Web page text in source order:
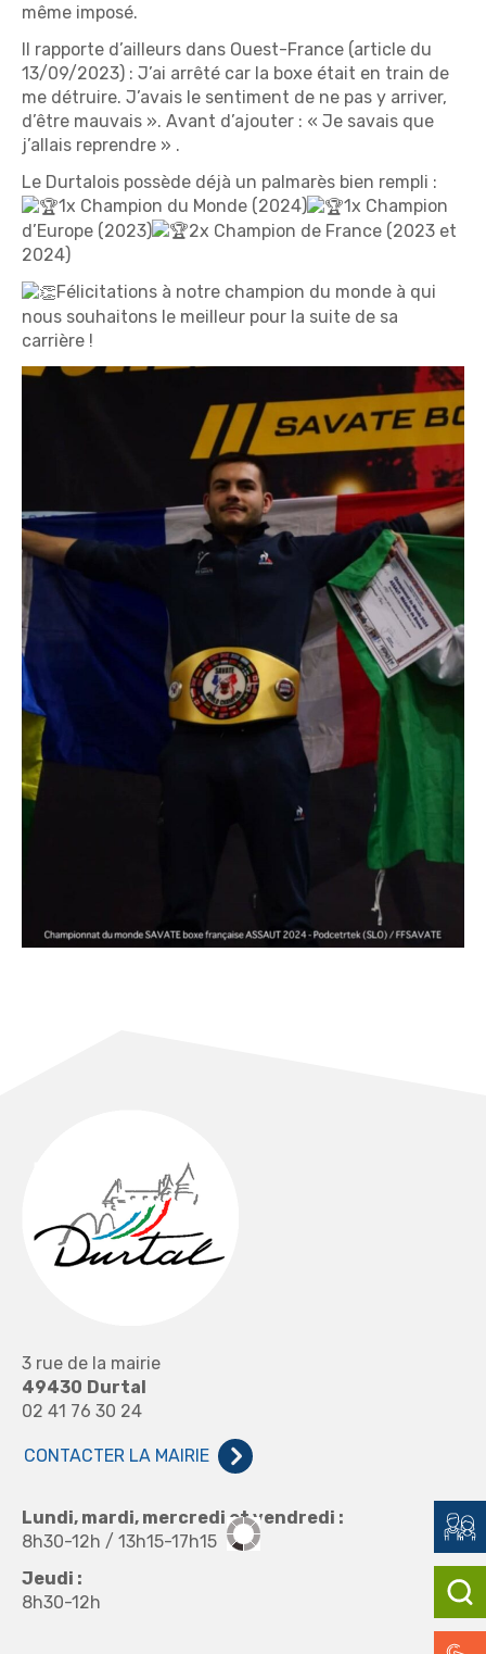
même imposé.
Il rapporte d’ailleurs dans Ouest-France (article du
13/09/2023) : J’ai arrêté car la boxe était en train de
me détruire. J’avais le sentiment de ne pas y arriver,
d’être mauvais ». Avant d’ajouter : « Je savais que
j’allais reprendre » .
Le Durtalois possède déjà un palmarès bien rempli :
1x Champion du Monde (2024)
1x Champion
d’Europe (2023)
2x Champion de France (2023 et
2024)
Félicitations à notre champion du monde à qui
nous souhaitons le meilleur pour la suite de sa
carrière !
3 rue de la mairie
49430 Durtal
02 41 76 30 24
CONTACTER LA MAIRIE
Lundi, mardi, mercredi et vendredi :
8h30-12h / 13h15-17h15
Jeudi :
8h30-12h